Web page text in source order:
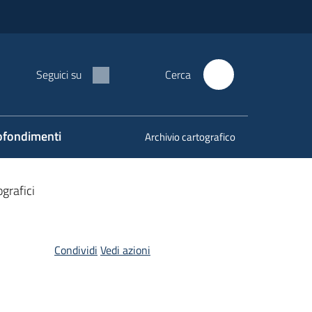
Seguici su Cerca
Archivio cartografico
Condividi Vedi azioni